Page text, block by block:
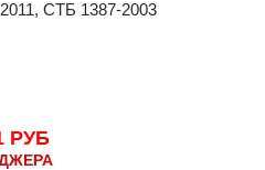
СТБ 1387-2003
РУБ